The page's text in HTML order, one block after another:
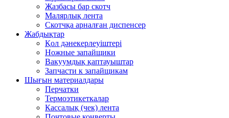
Жазбасы бар скотч
Малярлық лента
Скотчқа арналған диспенсер
Жабдықтар
Қол дәнекерлеуіштері
Ножные запайщики
Вакуумдық қаптауыштар
Запчасти к запайщикам
Шығын материалдары
Перчатки
Термоэтикеткалар
Кассалық (чек) лента